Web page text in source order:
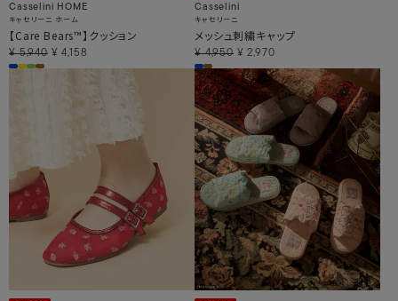
Casselini HOME
キャセリーニ ホーム
【Care Bears™】クッション
¥ 5,940 ¥ 4,158
Casselini
キャセリーニ
メッシュ刺繍キャップ
¥ 4,950 ¥ 2,970